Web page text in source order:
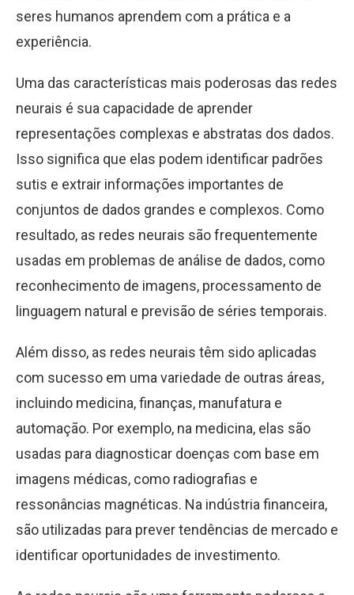
seres humanos aprendem com a prática e a
experiência.
Uma das características mais poderosas das redes
neurais é sua capacidade de aprender
representações complexas e abstratas dos dados.
Isso significa que elas podem identificar padrões
sutis e extrair informações importantes de
conjuntos de dados grandes e complexos. Como
resultado, as redes neurais são frequentemente
usadas em problemas de análise de dados, como
reconhecimento de imagens, processamento de
linguagem natural e previsão de séries temporais.
Além disso, as redes neurais têm sido aplicadas
com sucesso em uma variedade de outras áreas,
incluindo medicina, finanças, manufatura e
automação. Por exemplo, na medicina, elas são
usadas para diagnosticar doenças com base em
imagens médicas, como radiografias e
ressonâncias magnéticas. Na indústria financeira,
são utilizadas para prever tendências de mercado e
identificar oportunidades de investimento.